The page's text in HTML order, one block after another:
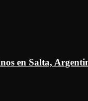
en Salta,